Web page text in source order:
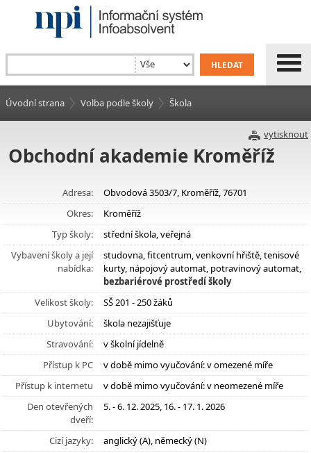
Úvodní strana Volba podle školy Škola
vytisknout
Obchodní akademie Kroměříž
Adresa:
Obvodová 3503/7, Kroměříž, 76701
Okres:
Kroměříž
Typ školy:
střední škola, veřejná
Vybavení školy a její
nabídka:
studovna, fitcentrum, venkovní hřiště, tenisové
kurty, nápojový automat, potravinový automat,
bezbariérové prostředí školy
Velikost školy:
SŠ 201 - 250 žáků
Ubytování:
škola nezajišťuje
Stravování:
v školní jídelně
Přístup k PC
v době mimo vyučování: v omezené míře
Přístup k internetu
v době mimo vyučování: v neomezené míře
Den otevřených
dveří:
5. - 6. 12. 2025, 16. - 17. 1. 2026
Cizí jazyky:
anglický (A), německý (N)